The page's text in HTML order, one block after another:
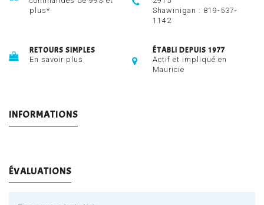
plus*
Shawinigan : 819-537-
1142
RETOURS SIMPLES
En savoir plus
ÉTABLI DEPUIS 1977
Actif et impliqué en
Mauricie
INFORMATIONS
ÉVALUATIONS